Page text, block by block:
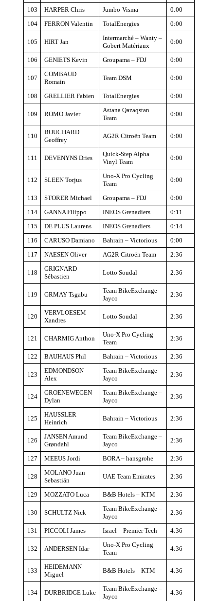
103 HARPER Chris Jumbo-Visma
0:00
104
FERRON Valentin TotalEnergies 0:00
105 HIRT Jan
Intermarché – Wanty –
Gobert Matériaux
0:00
106 GENIETS Kevin Groupama – FDJ 0:00
107
COMBAUD
Romain
Team DSM 0:00
108 GRELLIER Fabien TotalEnergies 0:00
109 ROMO Javier
Astana Qazaqstan
Team
0:00
110
BOUCHARD
Geoffrey
AG2R Citroën Team 0:00
111 DEVENYNS Dries
Quick-Step Alpha
Vinyl Team
0:00
112 SLEEN Torjus
Uno-X Pro Cycling
Team
0:00
113 STORER Michael Groupama – FDJ
0:00
114
GANNA Filippo INEOS Grenadiers
0:11
115
DE PLUS Laurens INEOS Grenadiers
0:14
116
CARUSO Damiano Bahrain – Victorious
0:00
117
NAESEN Oliver AG2R Citroën Team 2:36
118
GRIGNARD
Sébastien
Lotto Soudal 2:36
119 GRMAY Tsgabu
Team BikeExchange –
Jayco
2:36
120
VERVLOESEM
Xandres
Lotto Soudal 2:36
121 CHARMIG Anthon
Uno-X Pro Cycling
Team
2:36
122 BAUHAUS Phil Bahrain – Victorious 2:36
123
EDMONDSON
Alex
Team BikeExchange –
Jayco
2:36
124
GROENEWEGEN
Dylan
Team BikeExchange –
Jayco
2:36
125
HAUSSLER
Heinrich
Bahrain – Victorious 2:36
126
JANSEN Amund
Grøndahl
Team BikeExchange –
Jayco
2:36
127 MEEUS Jordi BORA – hansgrohe 2:36
128
MOLANO Juan
Sebastián
UAE Team Emirates 2:36
129 MOZZATO Luca B&B Hotels – KTM 2:36
130 SCHULTZ Nick
Team BikeExchange –
Jayco
2:36
131 PICCOLI James Israel – Premier Tech 4:36
132 ANDERSEN Idar
Uno-X Pro Cycling
Team
4:36
133
HEIDEMANN
Miguel
B&B Hotels – KTM 4:36
134 DURBRIDGE Luke
Team BikeExchange –
Jayco
4:36